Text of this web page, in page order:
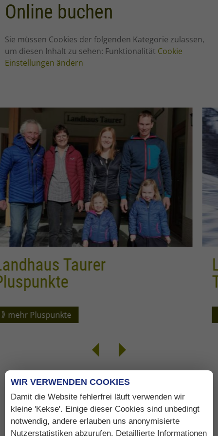
Online buchen
Sie müssen Cookies der folgenden Kategorie zulassen,
um diesen Inhalt zu sehen: Funktionalität Cookie
Einstellungen ändern
Langlauf
ADRESSE
BiobauernhofLandhaus Taurer
WIR VERWENDEN COOKIES
Damit die Website fehlerfrei läuft verwenden wir
kleine 'Kekse'. Einige dieser Cookies sind unbedingt
notwendig, andere erlauben uns anonymisierte
Nutzerstatistiken abzurufen. Detaillierte Informationen